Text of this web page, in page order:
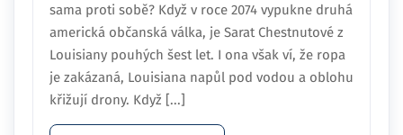
sama proti sobě? Když v roce 2074 vypukne druhá
americká občanská válka, je Sarat Chestnutové z
Louisiany pouhých šest let. I ona však ví, že ropa
je zakázaná, Louisiana napůl pod vodou a oblohu
křižují drony. Když [...]